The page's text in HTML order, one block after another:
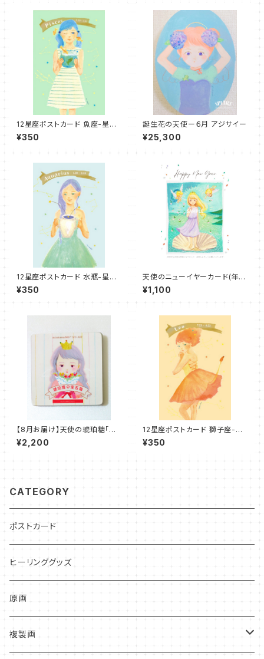
12星座ポストカード 魚座-星か
らのお便り付き-
¥350
誕生花の天使ー６月 アジサイー
¥25,300
12星座ポストカード 水瓶-星か
らのお便り付き-
¥350
天使のニューイヤーカード(年賀
はがき)Bタイプ３種セット
¥1,100
【8月お届け】天使の琥珀糖「琥
珀姫の宝石箱」mizutama589
*Spi×Art 和菓子 琥珀糖 お菓
¥2,200
12星座ポストカード 獅子座-星
からのお便り付き-
¥350
CATEGORY
ポストカード
ヒーリンググッズ
原画
複製画